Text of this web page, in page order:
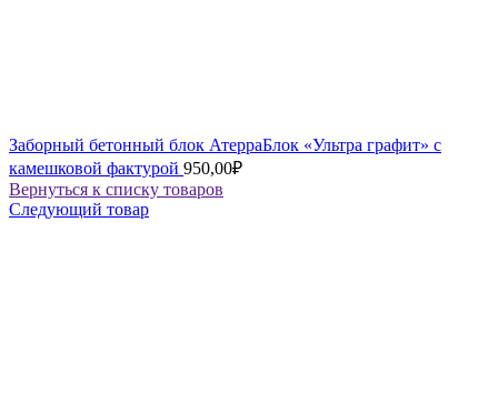
Заборный бетонный блок АтерраБлок «Ультра графит» с
камешковой фактурой 950,00₽
Вернуться к списку товаров
Следующий товар